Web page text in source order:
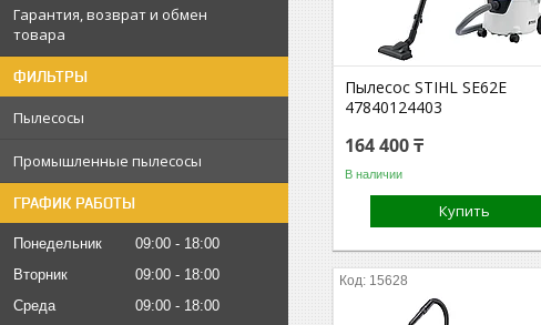
Гарантия, возврат и обмен
товара
ФИЛЬТРЫ
Пылесосы
Промышленные пылесосы
ГРАФИК РАБОТЫ
Понедельник 09:00
18:00
Вторник
09:00
18:00
Среда
09:00
18:00
Пылесос STIHL SE62E
47840124403
164 400 ₸
В наличии
Купить
15628